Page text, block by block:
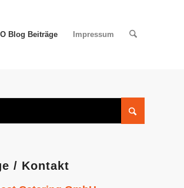
Blog Beiträge Impressum
/ Kontakt